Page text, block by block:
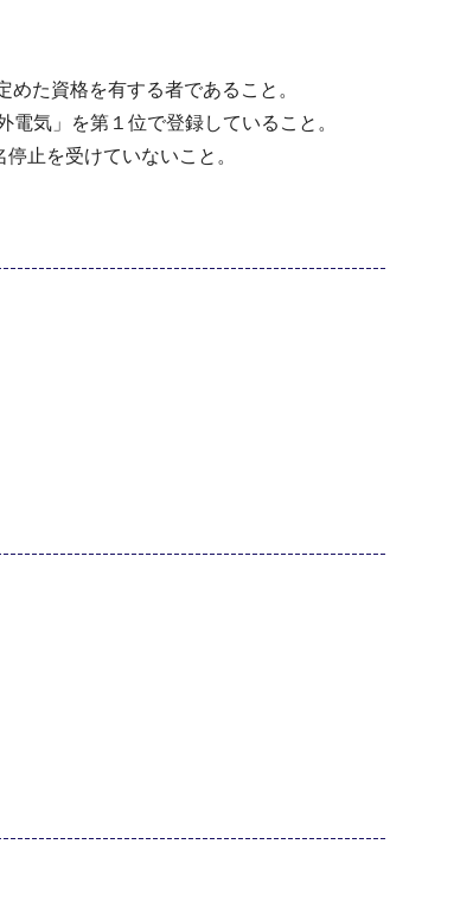
た資格を有する者であること。
気」を第１位で登録していること。
止を受けていないこと。